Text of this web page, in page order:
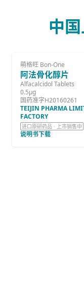
中
萌格旺 Bon-One
阿法骨化醇片
Alfacalcidol Tablets
0.5μg
国药准字H20160261
TEIJIN PHARMA
FACTORY
进口原研药品 · 上市销售中
说明书下载